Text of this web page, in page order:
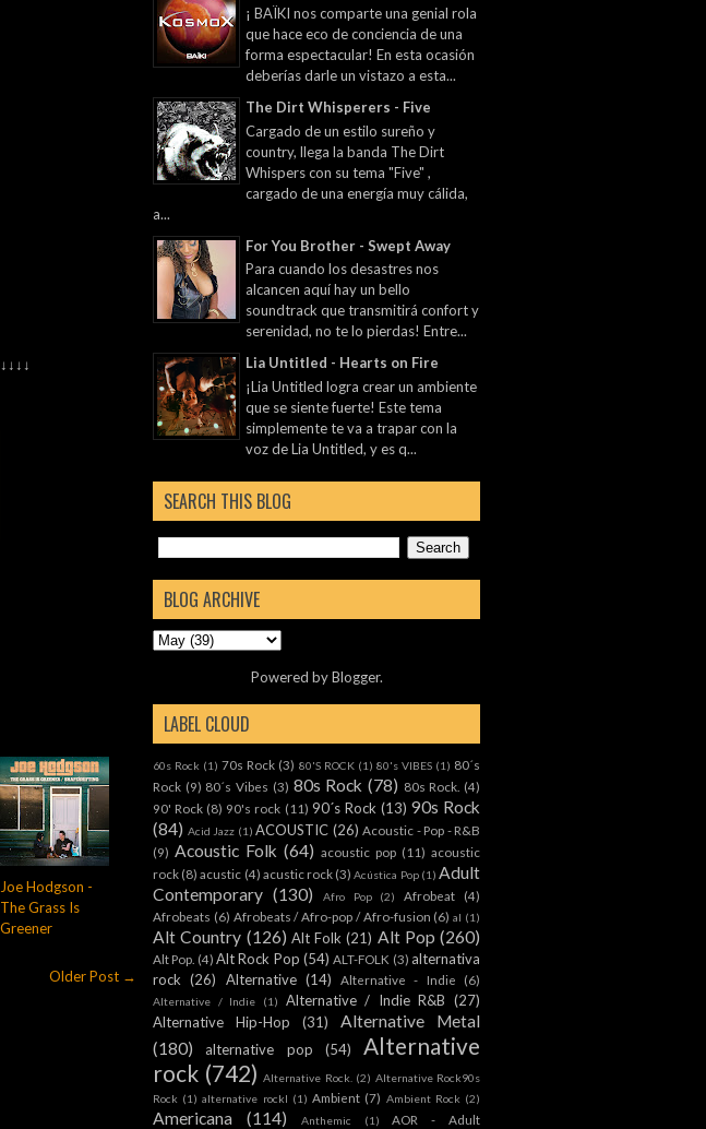
Joe Hodgson -
The Grass Is
Greener
Older Post →
¡ BAÏKI nos comparte una genial rola
que hace eco de conciencia de una
forma espectacular! En esta ocasión
deberías darle un vistazo a esta...
The Dirt Whisperers - Five
Cargado de un estilo sureño y
country, llega la banda The Dirt
Whispers con su tema "Five" ,
cargado de una energía muy cálida,
a...
For You Brother - Swept Away
Para cuando los desastres nos
alcancen aquí hay un bello
soundtrack que transmitirá confort y
serenidad, no te lo pierdas! Entre...
Lia Untitled - Hearts on Fire
¡Lia Untitled logra crear un ambiente
que se siente fuerte! Este tema
simplemente te va a trapar con la
voz de Lia Untitled, y es q...
SEARCH THIS BLOG
BLOG ARCHIVE
Powered byBlogger.
LABEL CLOUD
60s Rock (1) 70s Rock (3) 80'S ROCK (1) 80's VIBES (1) 80´s
Rock (9) 80´s Vibes (3) 80s Rock (78) 80s Rock. (4)
90' Rock (8) 90's rock (11) 90´s Rock (13) 90s Rock
(84) Acid Jazz (1) ACOUSTIC (26) Acoustic - Pop - R&B
(9) Acoustic Folk (64) acoustic pop (11) acoustic
rock (8) acustic (4) acustic rock (3) Acústica Pop (1) Adult
Contemporary (130) Afro Pop (2) Afrobeat
(4)
Afrobeats (6) Afrobeats / Afro-pop / Afro-fusion (6) al (1)
Alt Country (126) Alt Folk (21) Alt Pop (260)
Alt Pop. (4) Alt Rock Pop (54) ALT-FOLK (3) alternativa
rock (26) Alternative (14) Alternative - Indie (6)
Alternative / Indie (1) Alternative / Indie R&B (27)
Alternative Hip-Hop
(31)
Alternative Metal
(180)
alternative pop (54)
Alternative
rock (742) Alternative Rock. (2) Alternative Rock90s
Rock (1) alternative rockl (1) Ambient (7) Ambient Rock (2)
Americana (114) Anthemic (1)
AOR - Adult